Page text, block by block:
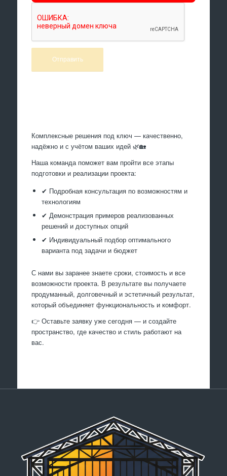
Комплексные решения под ключ — качественно,
надёжно и с учётом ваших идей 🌿🏡
Наша команда поможет вам пройти все этапы
подготовки и реализации проекта:
✔ Подробная консультация по возможностям и
технологиям
✔ Демонстрация примеров реализованных
решений и доступных опций
✔ Индивидуальный подбор оптимального
варианта под задачи и бюджет
С нами вы заранее знаете сроки, стоимость и все
возможности проекта. В результате вы получаете
продуманный, долговечный и эстетичный результат,
который объединяет функциональность и комфорт.
👉 Оставьте заявку уже сегодня — и создайте
пространство, где качество и стиль работают на
вас.